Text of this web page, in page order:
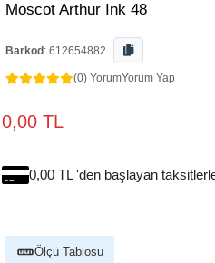
Moscot Arthur Ink 48
Barkod : 612654882
(0) YorumYorum Yap
0,00 TL
0,00 TL 'den başlayan
Ölçü Tablosu